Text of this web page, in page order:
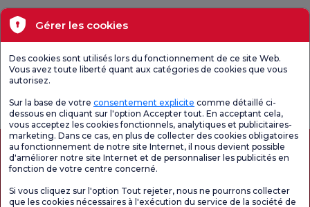
Santé actuelle
Unités médicales
générale de
satisfaction
questionnaire de
satisfaction.
satisfaction sur
les promotions
Gérer les cookies
Des cookies sont utilisés lors du fonctionnement de ce site Web.
Vous avez toute liberté quant aux catégories de cookies que vous
autorisez.
Sur la base de votre consentement explicite comme détaillé ci-
dessous en cliquant sur l'option Accepter tout. En acceptant cela,
vous acceptez les cookies fonctionnels, analytiques et publicitaires-
marketing. Dans ce cas, en plus de collecter des cookies obligatoires
au fonctionnement de notre site Internet, il nous devient possible
d'améliorer notre site Internet et de personnaliser les publicités en
fonction de votre centre concerné.
Si vous cliquez sur l'option Tout rejeter, nous ne pourrons collecter
que les cookies nécessaires à l'exécution du service de la société de